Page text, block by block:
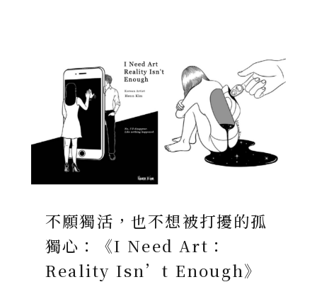
不願獨活，也不想被打擾的孤
獨心：《I Need Art：
Reality Isn’t Enough》